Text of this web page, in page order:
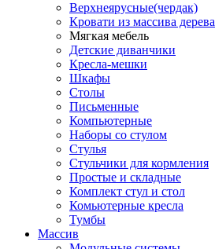
Верхнеярусные(чердак)
Кровати из массива дерева
Мягкая мебель
Детские диванчики
Кресла-мешки
Шкафы
Столы
Письменные
Компьютерные
Наборы со стулом
Стулья
Стульчики для кормления
Простые и складные
Комплект стул и стол
Комьютерные кресла
Тумбы
Массив